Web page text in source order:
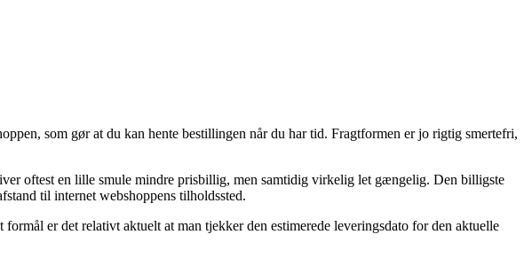
som gør at du kan hente bestillingen når du har tid. Fragtformen er jo rigtig smertefri,
oftest en lille smule mindre prisbillig, men samtidig virkelig let gængelig. Den billigste
til internet webshoppens tilholdssted.
er det relativt aktuelt at man tjekker den estimerede leveringsdato for den aktuelle